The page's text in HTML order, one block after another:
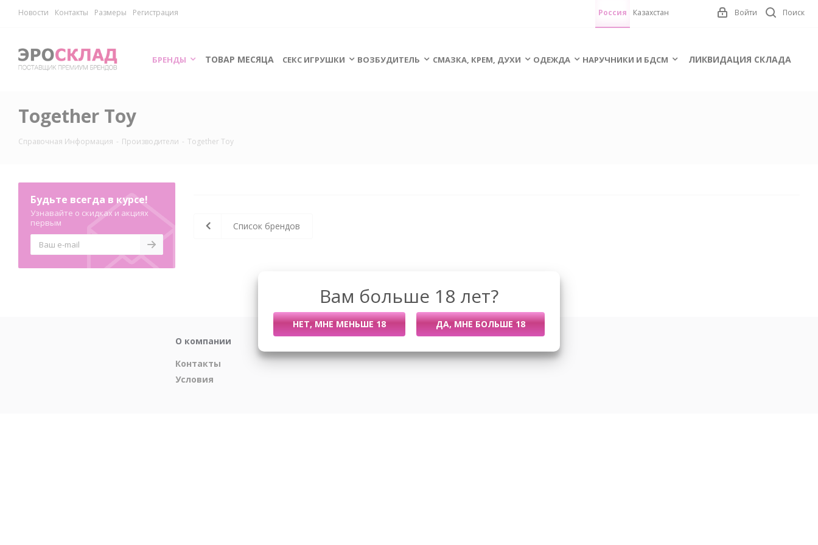
Новости Контакты Размеры Регистрация Поиск
Войти
Россия Казахстан
БРЕНДЫ ТОВАР МЕСЯЦА СЕКС ИГРУШКИ ВОЗБУДИТЕЛЬ СМАЗКА, КРЕМ, ДУХИ ОДЕЖДА НАРУЧНИКИ И БДСМ ЛИКВИДАЦИЯ СКЛАДА
Together Toy
Справочная Информация - Производители - Together Toy
Список брендов
Будьте всегда в курсе!
Узнавайте о скидках и акциях
первым
О компании
Контакты
Условия
Вам больше 18 лет?